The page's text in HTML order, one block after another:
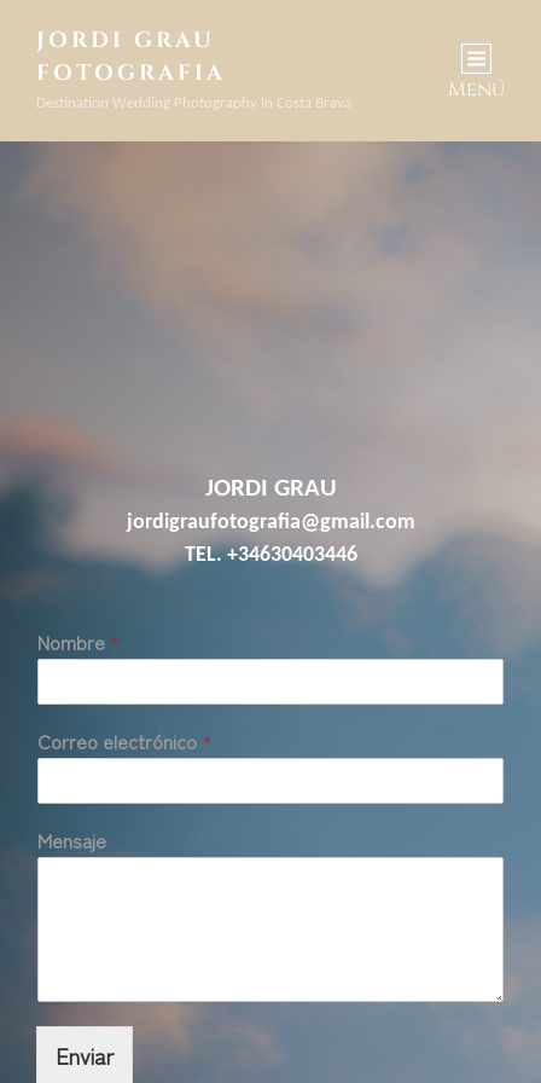
JORDI GRAU
FOTOGRAFIA
Destination Wedding Photography In Costa Brava
Menú
JORDI GRAU
jordigraufotografia@gmail.com
TEL. +34630403446
Nombre *
Correo electrónico *
Mensaje
Enviar